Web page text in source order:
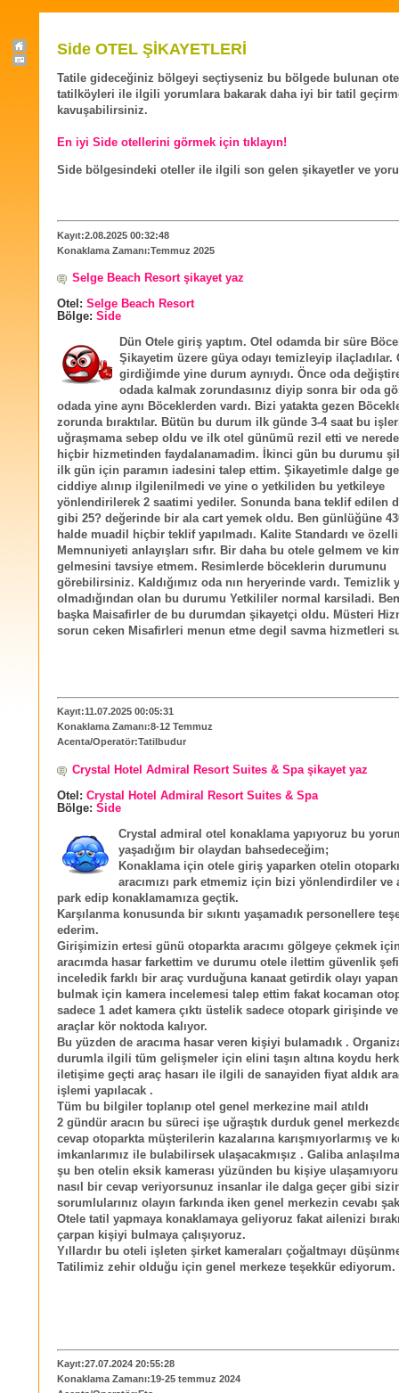
Side OTEL ŞİKAYETLERİ
Tatile gideceğiniz bölgeyi seçtiyseniz bu bölgede bulunan
tatilköyleri ile ilgili yorumlara bakarak daha iyi bir tatil
kavuşabilirsiniz.
En iyi Side otellerini görmek için tıklayın!
Side bölgesindeki oteller ile ilgili son gelen şikayetler ve
Kayıt:2.08.2025 00:32:48
Konaklama Zamanı:Temmuz 2025
Selge Beach Resort şikayet yaz
Otel: Selge Beach Resort
Bölge: Side
Dün Otele giriş yaptım. Otel odamda bir süre
Şikayetim üzere güya odayı temizleyip ilaçladılar.
girdiğimde yine durum aynıydı. Önce oda
odada kalmak zorundasınız diyip sonra bir oda
odada yine aynı Böceklerden vardı. Bizi yatakta gezen
zorunda bıraktılar. Bütün bu durum ilk günde 3-4 saat bu
uğraşmama sebep oldu ve ilk otel günümü rezil etti ve
hiçbir hizmetinden faydalanamadim. İkinci gün bu durumu
ilk gün için paramın iadesini talep ettim. Şikayetimle dalge
ciddiye alınıp ilgilenilmedi ve yine o yetkiliden bu yetkileye
yönlendirilerek 2 saatimi yediler. Sonunda bana teklif edilen
gibi 25? değerinde bir ala cart yemek oldu. Ben günlüğüne
halde muadil hiçbir teklif yapılmadı. Kalite Standardı ve
Memnuniyeti anlayışları sıfır. Bir daha bu otele gelmem ve
gelmesini tavsiye etmem. Resimlerde böceklerin durumunu
görebilirsiniz. Kaldığımız oda nın heryerinde vardı. Temizlik
olmadığından olan bu durumu Yetkililer normal karsiladi.
başka Maisafirler de bu durumdan şikayetçi oldu. Müsteri
sorun ceken Misafirleri menun etme degil savma hizmetleri
Kayıt:11.07.2025 00:05:31
Konaklama Zamanı:8-12 Temmuz
Acenta/Operatör:Tatilbudur
Crystal Hotel Admiral Resort Suites & Spa şikayet yaz
Otel: Crystal Hotel Admiral Resort Suites & Spa
Bölge: Side
Crystal admiral otel konaklama yapıyoruz bu
yaşadığım bir olaydan bahsedeceğim;
Konaklama için otele giriş yaparken otelin
aracımızı park etmemiz için bizi yönlendirdiler ve
park edip konaklamamıza geçtik.
Karşılanma konusunda bir sıkıntı yaşamadık personellere
ederim.
Girişimizin ertesi günü otoparkta aracımı gölgeye çekmek
aracımda hasar farkettim ve durumu otele ilettim güvenlik
inceledik farklı bir araç vurduğuna kanaat getirdik olayı
bulmak için kamera incelemesi talep ettim fakat kocaman
sadece 1 adet kamera çıktı üstelik sadece otopark girişinde
araçlar kör noktoda kalıyor.
Bu yüzden de aracıma hasar veren kişiyi bulamadık .
durumla ilgili tüm gelişmeler için elini taşın altına koydu
iletişime geçti araç hasarı ile ilgili de sanayiden fiyat aldık
işlemi yapılacak .
Tüm bu bilgiler toplanıp otel genel merkezine mail atıldı
2 gündür aracın bu süreci işe uğraştık durduk genel
cevap otoparkta müşterilerin kazalarına karışmıyorlarmış ve
imkanlarımız ile bulabilirsek ulaşacakmışız . Galiba
şu ben otelin eksik kamerası yüzünden bu kişiye
nasıl bir cevap veriyorsunuz insanlar ile dalga geçer gibi
sorumlularınız olayın farkında iken genel merkezin cevabı
Otele tatil yapmaya konaklamaya geliyoruz fakat ailenizi
çarpan kişiyi bulmaya çalışıyoruz.
Yıllardır bu oteli işleten şirket kameraları çoğaltmayı
Tatilimiz zehir olduğu için genel merkeze teşekkür ediyorum.
Kayıt:27.07.2024 20:55:28
Konaklama Zamanı:19-25 temmuz 2024